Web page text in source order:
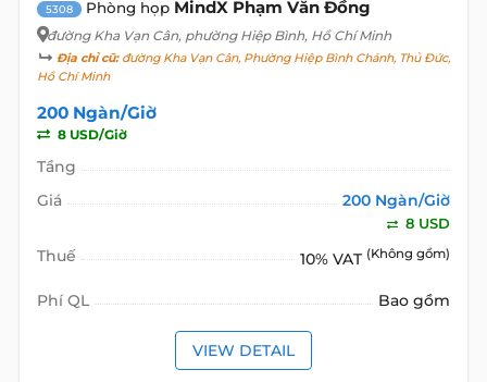
5308 Phòng họp MindX Phạm Văn Đồng
đường Kha Vạn Cân, phường Hiệp Bình, Hồ Chí Minh
Địa chỉ cũ:đường Kha Vạn Cân, Phường Hiệp Bình Chánh, Thủ Đức,
Hồ Chí Minh
200 Ngàn/Giờ
8 USD/Giờ
Tầng
Giá
200 Ngàn/Giờ
8 USD
Thuế 10% VAT (Không gồm)
Phí QL Bao gồm
VIEW DETAIL